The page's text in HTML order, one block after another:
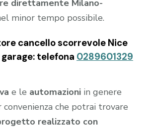
direttamente Milano-
minor tempo possibile.
cancello scorrevole Nice
telefona 0289601329
e le automazioni in genere
che potrai trovare
realizzato con